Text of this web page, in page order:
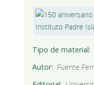
Tipo de material
Autor
Fuente